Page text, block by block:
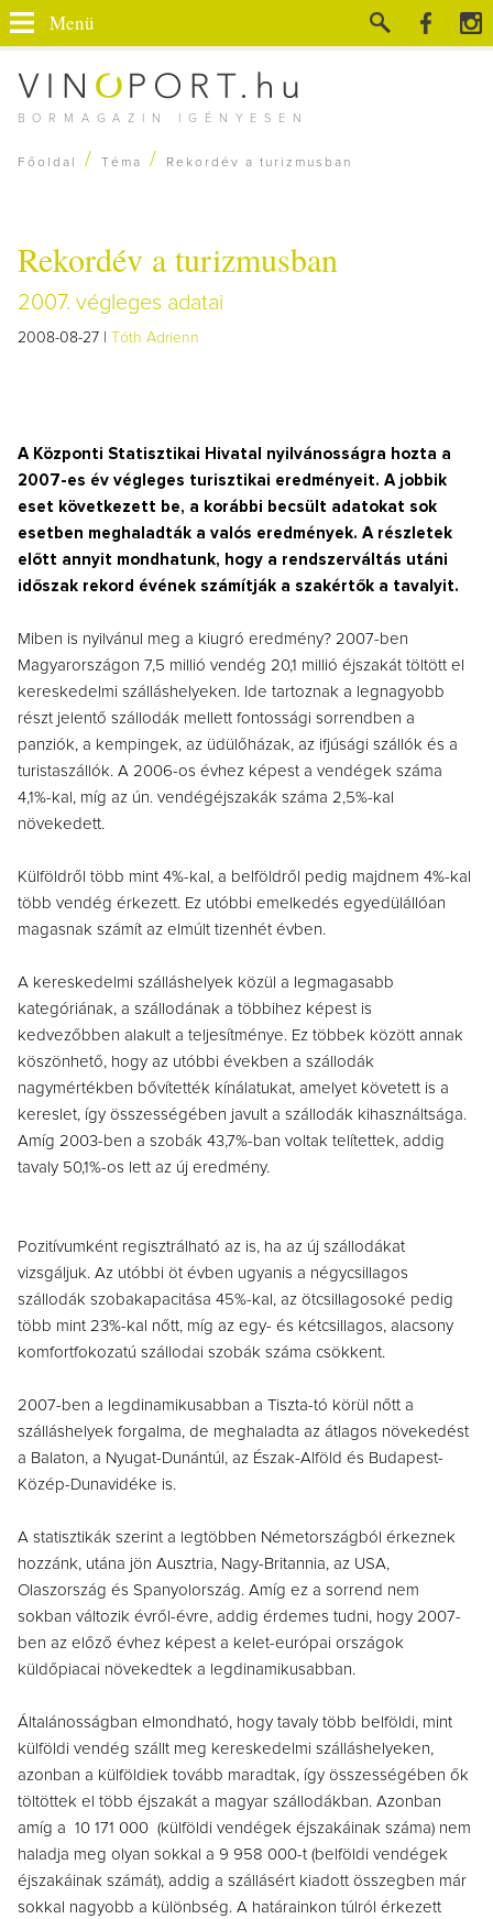
BORMAGAZIN IGÉNYESEN
Menü
Főoldal / Téma / Rekordév a turizmusban
Rekordév a turizmusban
2007. végleges adatai
2008-08-27 | Tóth Adrienn
A Központi Statisztikai Hivatal nyilvánosságra hozta a
2007-es év végleges turisztikai eredményeit. A jobbik
eset következett be, a korábbi becsült adatokat sok
esetben meghaladták a valós eredmények. A részletek
előtt annyit mondhatunk, hogy a rendszerváltás utáni
időszak rekord évének számítják a szakértők a tavalyit.
Miben is nyilvánul meg a kiugró eredmény? 2007-ben
Magyarországon 7,5 millió vendég 20,1 millió éjszakát töltött el
kereskedelmi szálláshelyeken. Ide tartoznak a legnagyobb
részt jelentő szállodák mellett fontossági sorrendben a
panziók, a kempingek, az üdülőházak, az ifjúsági szállók és a
turistaszállók. A 2006-os évhez képest a vendégek száma
4,1%-kal, míg az ún. vendégéjszakák száma 2,5%-kal
növekedett.
Külföldről több mint 4%-kal, a belföldről pedig majdnem 4%-kal
több vendég érkezett. Ez utóbbi emelkedés egyedülállóan
magasnak számít az elmúlt tizenhét évben.
A kereskedelmi szálláshelyek közül a legmagasabb
kategóriának, a szállodának a többihez képest is
kedvezőbben alakult a teljesítménye. Ez többek között annak
köszönhető, hogy az utóbbi években a szállodák
nagymértékben bővítették kínálatukat, amelyet követett is a
kereslet, így összességében javult a szállodák kihasználtsága.
Amíg 2003-ben a szobák 43,7%-ban voltak telítettek, addig
tavaly 50,1%-os lett az új eredmény.
Pozitívumként regisztrálható az is, ha az új szállodákat
vizsgáljuk. Az utóbbi öt évben ugyanis a négycsillagos
szállodák szobakapacitása 45%-kal, az ötcsillagosoké pedig
több mint 23%-kal nőtt, míg az egy- és kétcsillagos, alacsony
komfortfokozatú szállodai szobák száma csökkent.
2007-ben a legdinamikusabban a Tiszta-tó körül nőtt a
szálláshelyek forgalma, de meghaladta az átlagos növekedést
a Balaton, a Nyugat-Dunántúl, az Észak-Alföld és Budapest-
Közép-Dunavidéke is.
A statisztikák szerint a legtöbben Németországból érkeznek
hozzánk, utána jön Ausztria, Nagy-Britannia, az USA,
Olaszország és Spanyolország. Amíg ez a sorrend nem
sokban változik évről-évre, addig érdemes tudni, hogy 2007-
ben az előző évhez képest a kelet-európai országok
küldőpiacai növekedtek a legdinamikusabban.
Általánosságban elmondható, hogy tavaly több belföldi, mint
külföldi vendég szállt meg kereskedelmi szálláshelyeken,
azonban a külföldiek tovább maradtak, így összességében ők
töltöttek el több éjszakát a magyar szállodákban. Azonban
amíg a 10 171 000 (külföldi vendégek éjszakáinak száma) nem
haladja meg olyan sokkal a 9 958 000-t (belföldi vendégek
éjszakáinak számát), addig a szállásért kiadott összegben már
sokkal nagyobb a különbség. A határainkon túlról érkezett